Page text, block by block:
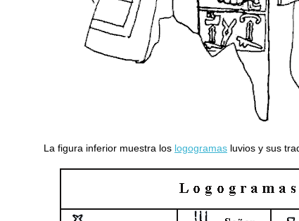
La figura inferior muestra los logogramas luvios y sus